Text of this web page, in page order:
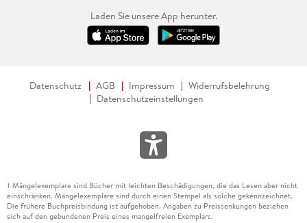
Laden Sie unsere App herunter.
Datenschutz AGB Impressum
Widerrufsbelehrung
Datenschutzeinstellungen
1 Mängelexemplare sind Bücher mit leichten Beschädigungen, die das Lesen aber nicht
einschränken. Mängelexemplare sind durch einen Stempel als solche gekennzeichnet.
Die frühere Buchpreisbindung ist aufgehoben. Angaben zu Preissenkungen beziehen
sich auf den gebundenen Preis eines mangelfreien Exemplars.